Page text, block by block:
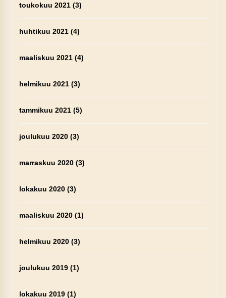
toukokuu 2021(3)
huhtikuu 2021(4)
maaliskuu 2021(4)
helmikuu 2021(3)
tammikuu 2021(5)
joulukuu 2020(3)
marraskuu 2020(3)
lokakuu 2020(3)
maaliskuu 2020(1)
helmikuu 2020(3)
joulukuu 2019(1)
lokakuu 2019(1)